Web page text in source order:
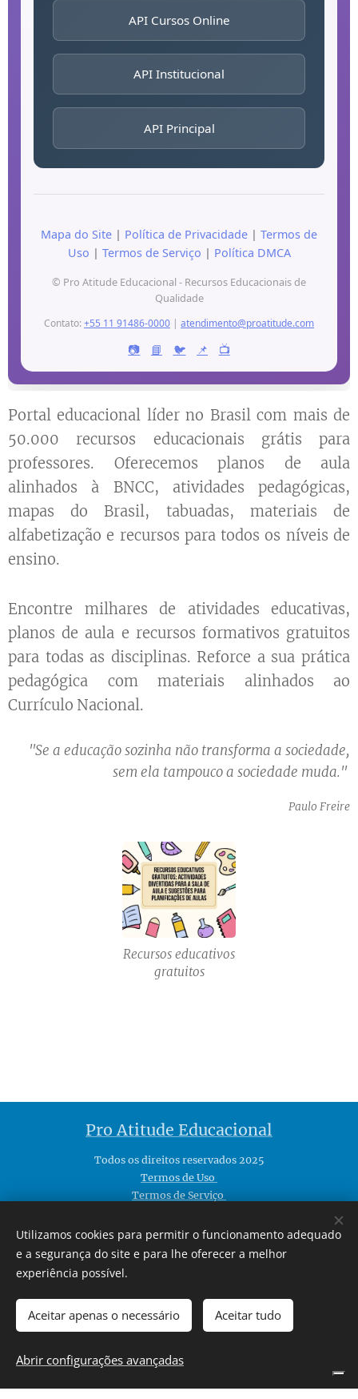
API Cursos Online
API Institucional
API Principal
Mapa do Site | Política de Privacidade | Termos de
Uso | Termos de Serviço | Política DMCA
© Pro Atitude Educacional - Recursos Educacionais de
Qualidade
Contato: +55 11 91486-0000 | atendimento@proatitude.com
📷 📘 🐦 📌 📺
A Pro Atitude Educacional oferece uma ampla colecção
Palavras-chave: educação, pedagogia, planos de aula,
Portal educacional líder no Brasil com mais de
50.000 recursos educacionais grátis para
professores. Oferecemos planos de aula
alinhados à BNCC, atividades pedagógicas,
mapas do Brasil, tabuadas, materiais de
alfabetização e recursos para todos os níveis de
ensino.
Encontre milhares de atividades educativas,
planos de aula e recursos formativos gratuitos
para todas as disciplinas. Reforce a sua prática
pedagógica com materiais alinhados ao
Currículo Nacional.
"Se a educação sozinha não transforma a sociedade,
sem ela tampouco a sociedade muda."
Paulo Freire
Recursos educativos
gratuitos
Pro Atitude Educacional
Todos os direitos reservados 2025
Termos de Uso
Termos de Serviço
Política de Reembolso
API Pública de Conteúdo
Fale Conosco
Português brasileiro
Español
Utilizamos cookies para permitir o funcionamento adequado
e a segurança do site e para lhe oferecer a melhor
experiência possível.
Aceitar apenas o necessário Aceitar tudo
Abrir configurações avançadas